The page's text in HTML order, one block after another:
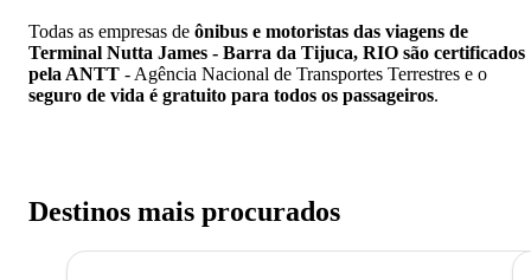
Todas as empresas de ônibus e motoristas das viagens de
Terminal Nutta James - Barra da Tijuca, RIO são certificados
pela ANTT - Agência Nacional de Transportes Terrestres e o
seguro de vida é gratuito para todos os passageiros.
Destinos mais procurados